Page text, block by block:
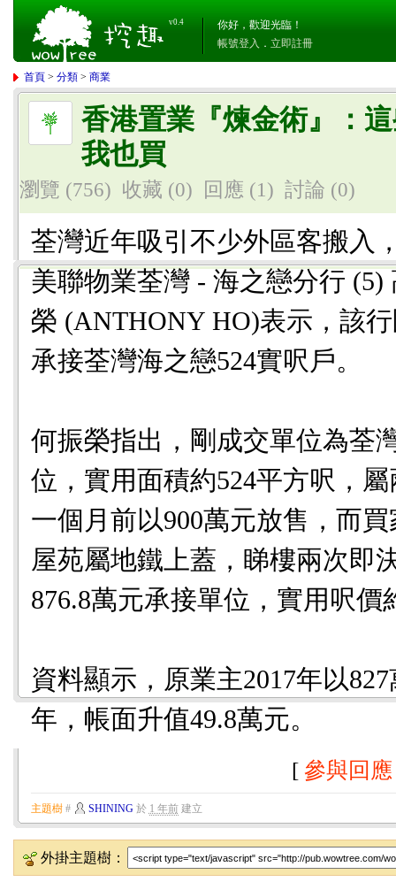
v0.4
你好，歡迎光臨！
帳號登入 ． 立即註冊
首頁 >分類 >商業
香港置業『煉金術』：
我也買
瀏覽 (756) 收藏 (0) 回應 (1) 討論 (0)
荃灣近年吸引不少外區客搬入
美聯物業荃灣 - 海之戀分行
榮 (ANTHONY HO)表示，該
承接荃灣海之戀524實呎戶。
何振榮指出，剛成交單位為荃
位，實用面積約524平方呎，
一個月前以900萬元放售，而
屋苑屬地鐵上蓋，睇樓兩次即
876.8萬元承接單位，實用呎價
資料顯示，原業主2017年以
年，帳面升值49.8萬元。
[ 參與回應
主題樹 # SHINING於 1 年前建立
外掛主題樹：